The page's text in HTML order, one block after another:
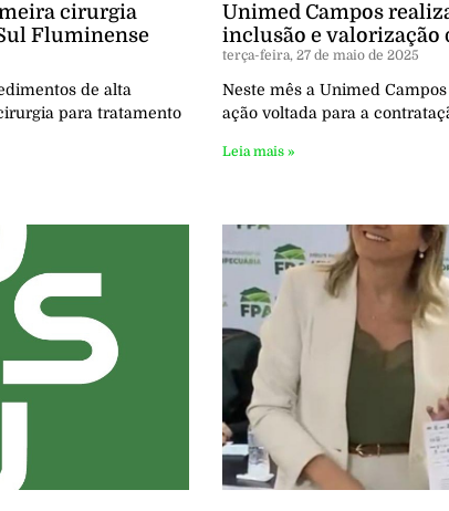
cirurgia
Fluminense
de alta
para tratamento
Unimed Campos
inclusão e valorização
terça-feira, 27 de maio de 2025
Neste mês a Unimed
ação voltada para a
Leia mais »